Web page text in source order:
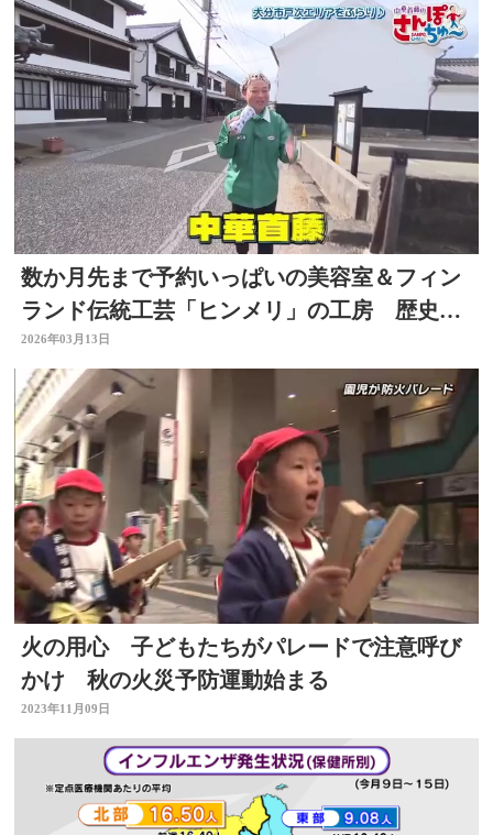
数か月先まで予約いっぱいの美容室＆フィン
ランド伝統工芸「ヒンメリ」の工房 歴史的
な街並みを歩く 大分
2026年03月13日
火の用心 子どもたちがパレードで注意呼び
かけ 秋の火災予防運動始まる
2023年11月09日